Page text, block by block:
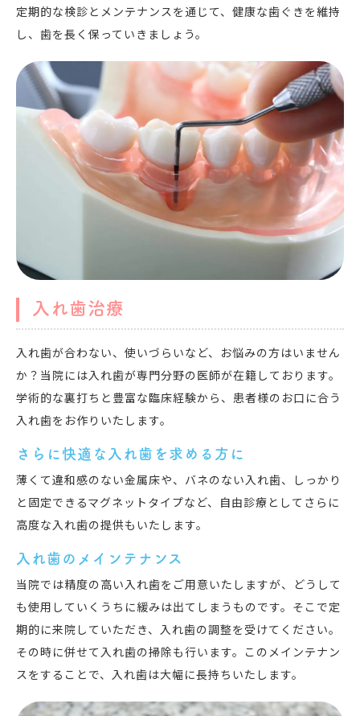
定期的な検診とメンテナンスを通じて、健康な歯ぐきを維持
し、歯を長く保っていきましょう。
入れ歯治療
入れ歯が合わない、使いづらいなど、お悩みの方はいません
か？当院には入れ歯が専門分野の医師が在籍しております。
学術的な裏打ちと豊富な臨床経験から、患者様のお口に合う
入れ歯をお作りいたします。
さらに快適な入れ歯を求める方に
薄くて違和感のない金属床や、バネのない入れ歯、しっかり
と固定できるマグネットタイプなど、自由診療としてさらに
高度な入れ歯の提供もいたします。
入れ歯のメインテナンス
当院では精度の高い入れ歯をご用意いたしますが、どうして
も使用していくうちに緩みは出てしまうものです。そこで定
期的に来院していただき、入れ歯の調整を受けてください。
その時に併せて入れ歯の掃除も行います。このメインテナン
スをすることで、入れ歯は大幅に長持ちいたします。